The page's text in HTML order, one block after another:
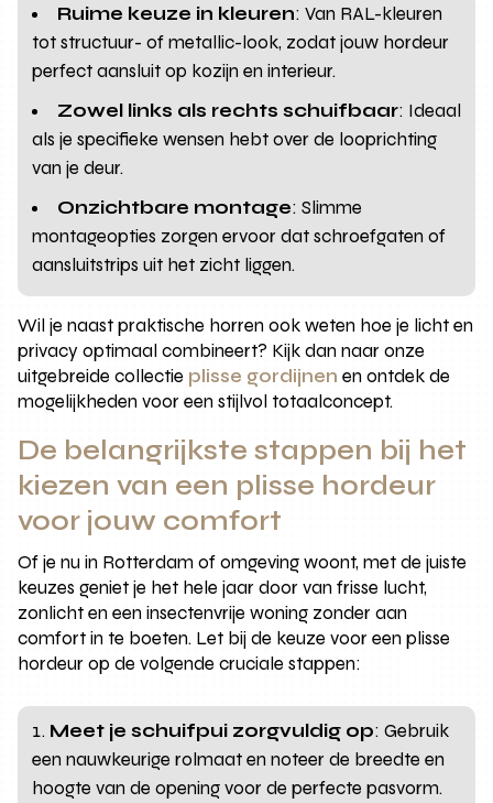
Ruime keuze in kleuren: Van RAL-kleuren
tot structuur- of metallic-look, zodat jouw hordeur
perfect aansluit op kozijn en interieur.
Zowel links als rechts schuifbaar: Ideaal
als je specifieke wensen hebt over de looprichting
van je deur.
Onzichtbare montage: Slimme
montageopties zorgen ervoor dat schroefgaten of
aansluitstrips uit het zicht liggen.
Wil je naast praktische horren ook weten hoe je licht en
privacy optimaal combineert? Kijk dan naar onze
uitgebreide collectie plisse gordijnen en ontdek de
mogelijkheden voor een stijlvol totaalconcept.
De belangrijkste stappen bij het
kiezen van een plisse hordeur
voor jouw comfort
Of je nu in Rotterdam of omgeving woont, met de juiste
keuzes geniet je het hele jaar door van frisse lucht,
zonlicht en een insectenvrije woning zonder aan
comfort in te boeten. Let bij de keuze voor een plisse
hordeur op de volgende cruciale stappen:
Meet je schuifpui zorgvuldig op: Gebruik
een nauwkeurige rolmaat en noteer de breedte en
hoogte van de opening voor de perfecte pasvorm.